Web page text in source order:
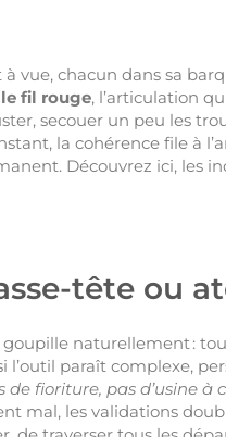
vue, chacun dans sa
fil rouge, l’articulation
secouer un peu les
la cohérence file à
Découvrez ici, les
tête ou
naturellement :
paraît complexe,
de fioriture, pas d’usine à
mal, les validations